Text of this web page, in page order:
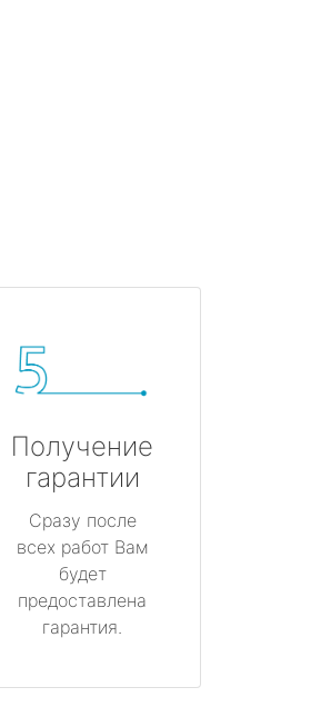
Получение
гарантии
Сразу после
всех работ Вам
будет
предоставлена
гарантия.